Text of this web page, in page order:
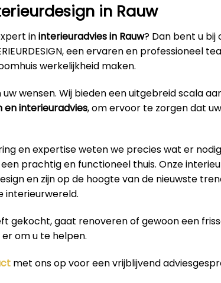
in Rauw
ininterieuradvies in Rauw? Dan bent u bij
een ervaren en professioneel
werkelijkheid maken.
uw wensen. Wij bieden een uitgebreid scala
en interieuradvies, om ervoor te zorgen dat
en expertise weten we precies wat er
prachtig en functioneel thuis. Onze
en zijn op de hoogte van de nieuwste
interieurwereld.
gekocht, gaat renoveren of gewoon een
om u te helpen.
met ons op voor een vrijblijvend